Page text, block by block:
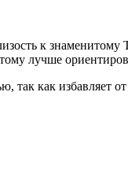
к
лучше
как избавляет